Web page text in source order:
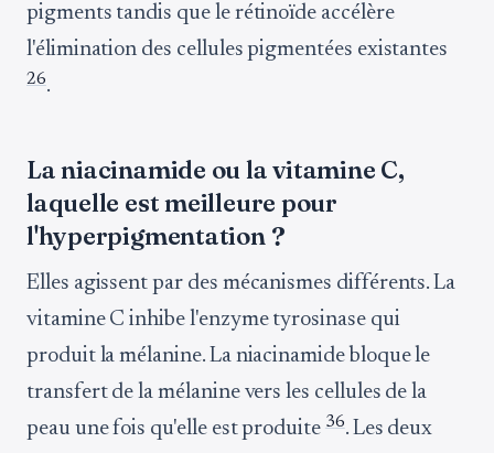
pigments tandis que le rétinoïde accélère
l'élimination des cellules pigmentées existantes
26.
La niacinamide ou la vitamine C,
laquelle est meilleure pour
l'hyperpigmentation ?
Elles agissent par des mécanismes différents. La
vitamine C inhibe l'enzyme tyrosinase qui
produit la mélanine. La niacinamide bloque le
transfert de la mélanine vers les cellules de la
peau une fois qu'elle est produite 36. Les deux